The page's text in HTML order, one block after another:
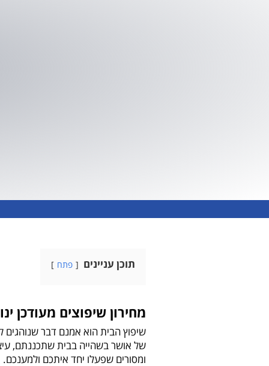
תוכן עניינים פתח
מחירון שיפוצים מעודכן ינואר 2026 של המשפצים בישראל
שיפוץ הבית הוא אמנם דבר שנוהגים
של אושר בשהייה בבית שתכננתם,
ומסורים שפעלו יחד איתכם